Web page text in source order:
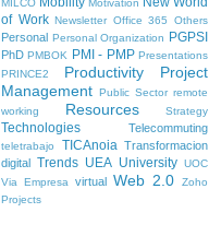
MILCO
Motivation
of Work Newsletter Office 365 Others
Personal Personal Organization PGPSI
PhD PMBOK PMI - PMP Presentations
PRINCE2
Productivity
Project
Management
Public Sector remote
working
Resources Strategy
Technologies Telecommuting
teletrabajo TICAnoia Transformacion
digital
Trends UEA University UOC
Via Empresa virtual Web 2.0
Zoho
Projects